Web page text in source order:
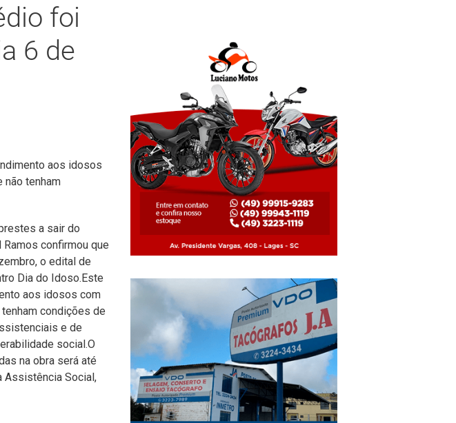
foi
6 de
aos idosos
não tenham
a sair do
confirmou que
o edital de
Dia do Idoso.Este
aos idosos com
condições de
e de
social.O
na obra será até
Assistência Social,